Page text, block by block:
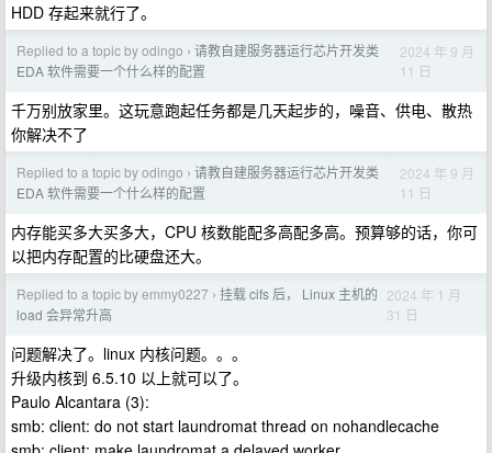
HDD 存起来就行了。
Replied to a topic by odingo › 请教自建服务器运行芯片开发类
EDA 软件需要一个什么样的配置
2024 年 9 月
11 日
千万别放家里。这玩意跑起任务都是几天起步的，噪音、供电、散热
你解决不了
Replied to a topic by odingo › 请教自建服务器运行芯片开发类
EDA 软件需要一个什么样的配置
2024 年 9 月
11 日
内存能买多大买多大，CPU 核数能配多高配多高。预算够的话，你可
以把内存配置的比硬盘还大。
Replied to a topic by emmy0227 › 挂载 cifs 后， Linux 主机的
load 会异常升高
2024 年 1 月
31 日
问题解决了。linux 内核问题。。。
升级内核到 6.5.10 以上就可以了。
Paulo Alcantara (3):
smb: client: do not start laundromat thread on nohandlecache